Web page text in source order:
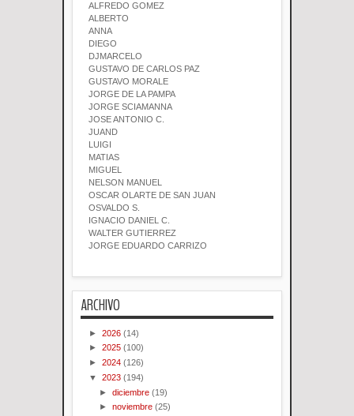
ALFREDO GOMEZ
ALBERTO
ANNA
DIEGO
DJMARCELO
GUSTAVO DE CARLOS PAZ
GUSTAVO MORALE
JORGE DE LA PAMPA
JORGE SCIAMANNA
JOSE ANTONIO C.
JUAND
LUIGI
MATIAS
MIGUEL
NELSON MANUEL
OSCAR OLARTE DE SAN JUAN
OSVALDO S.
IGNACIO DANIEL C.
WALTER GUTIERREZ
JORGE EDUARDO CARRIZO
ARCHIVO
► 2026 (14)
► 2025 (100)
► 2024 (126)
▼ 2023 (194)
►diciembre (19)
►noviembre (25)